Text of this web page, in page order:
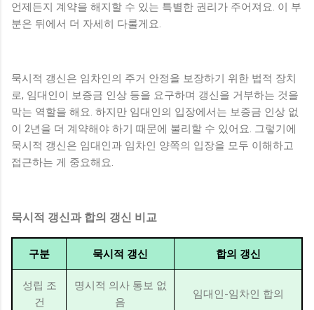
언제든지 계약을 해지할 수 있는 특별한 권리가 주어져요. 이 부
분은 뒤에서 더 자세히 다룰게요.
묵시적 갱신은 임차인의 주거 안정을 보장하기 위한 법적 장치
로, 임대인이 보증금 인상 등을 요구하며 갱신을 거부하는 것을
막는 역할을 해요. 하지만 임대인의 입장에서는 보증금 인상 없
이 2년을 더 계약해야 하기 때문에 불리할 수 있어요. 그렇기에
묵시적 갱신은 임대인과 임차인 양쪽의 입장을 모두 이해하고
접근하는 게 중요해요.
묵시적 갱신과 합의 갱신 비교
구분 묵시적 갱신 합의 갱신
성립 조
건
명시적 의사 통보 없
음
임대인-임차인 합의